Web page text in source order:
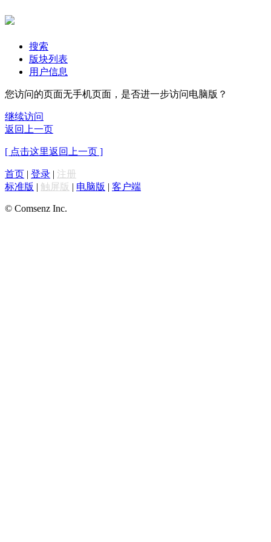
搜索
版块列表
用户信息
您访问的页面无手机页面，是否进一步访问电脑版？
继续访问
返回上一页
[ 点击这里返回上一页 ]
首页 | 登录 | 注册
标准版 | 触屏版 | 电脑版 | 客户端
© Comsenz Inc.